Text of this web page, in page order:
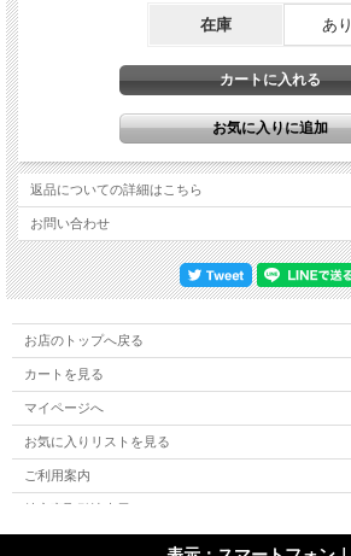
在庫 あり
返品についての詳細はこちら
お問い合わせ
お店のトップへ戻る
カートを見る
マイページへ
お気に入りリストを見る
ご利用案内
特定商取引法表示